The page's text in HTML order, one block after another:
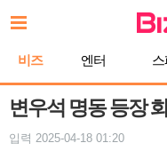
문
기
비즈 엔터
변우석 명동 등장
입력 2025-04-18 01:20